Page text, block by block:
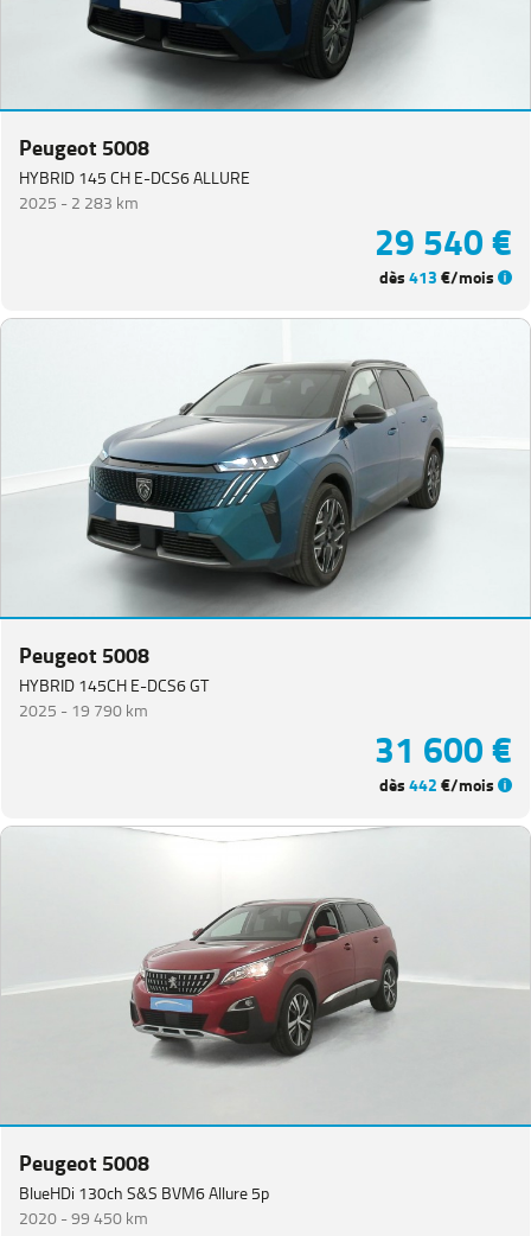
Peugeot 5008
HYBRID 145 CH E-DCS6 ALLURE
2025 -2 283 km
29 540 €
dès413€/mois
Peugeot 5008
HYBRID 145CH E-DCS6 GT
2025 - 19 790 km
31 600 €
dès442€/mois
Peugeot 5008
BlueHDi 130ch S&S BVM6 Allure 5p
2020 -99 450 km